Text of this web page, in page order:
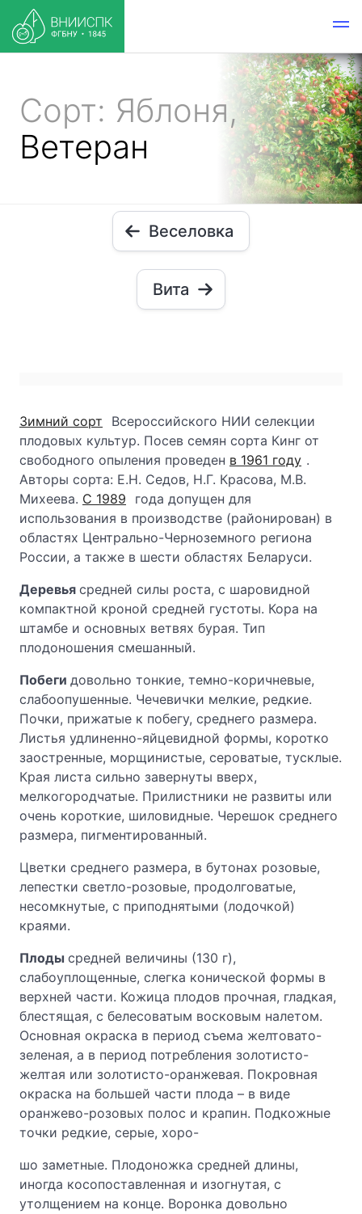
Сорт: Яблоня,
Ветеран
Веселовка
Вита
Зимний сорт
Всероссийского НИИ селекции
плодовых культур. Посев семян сорта Кинг от
свободного опыления проведен в 1961 году .
Авторы сорта: Е.Н. Седов, Н.Г. Красова, М.В.
Михеева. С 1989
года допущен для
использования в производстве (районирован) в
областях Центрально-Черноземного региона
России, а также в шести областях Беларуси.
Деревья средней силы роста, с шаровидной
компактной кроной средней густоты. Кора на
штамбе и основных ветвях бурая. Тип
плодоношения смешанный.
Побеги довольно тонкие, темно-коричневые,
слабоопушенные. Чечевички мелкие, редкие.
Почки, прижатые к побегу, среднего размера.
Листья удлиненно-яйцевидной формы, коротко
заостренные, морщинистые, сероватые, тусклые.
Края листа сильно завернуты вверх,
мелкогородчатые. Прилистники не развиты или
очень короткие, шиловидные. Черешок среднего
размера, пигментированный.
Цветки среднего размера, в бутонах розовые,
лепестки светло-розовые, продолговатые,
несомкнутые, с приподнятыми (лодочкой)
краями.
Плоды средней величины (130 г),
слабоуплощенные, слегка конической формы в
верхней части. Кожица плодов прочная, гладкая,
блестящая, с белесоватым восковым налетом.
Основная окраска в период съема желтовато-
зеленая, а в период потребления золотисто-
желтая или золотисто-оранжевая. Покровная
окраска на большей части плода – в виде
оранжево-розовых полос и крапин. Подкожные
точки редкие, серые, хоро-
шо заметные. Плодоножка средней длины,
иногда косопоставленная и изогнутая, с
утолщением на конце. Воронка довольно